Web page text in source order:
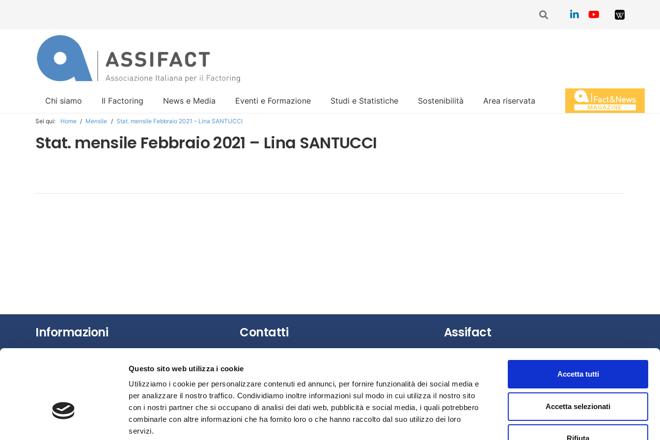
Questo sito web utilizza i cookie
Utilizziamo i cookie per personalizzare contenuti ed annunci, per fornire funzionalità dei social media e
per analizzare il nostro traffico. Condividiamo inoltre informazioni sul modo in cui utilizza il nostro sito
con i nostri partner che si occupano di analisi dei dati web, pubblicità e social media, i quali potrebbero
combinarle con altre informazioni che ha fornito loro o che hanno raccolto dal suo utilizzo dei loro
servizi.
Accetta tutti
Accetta selezionati
Rifiuta
Chi siamo Il Factoring News e Media Eventi e Formazione Studi e Statistiche Sostenibilità Area riservata Magazine Fact&News
Sei qui: Home / Mensile / Stat. mensile Febbraio 2021 – Lina SANTUCCI
Stat. mensile Febbraio 2021 – Lina SANTUCCI
Informazioni
Studi e Statistiche
Contatti
pubblico.
È possibile richiedere un appuntamento
contattando la Segreteria.
Privacy
Assifact
Largo Augusto, 3 –20122 Milano (MI)
Fax: +39 0276020159
Mail:assifact@assifact.it